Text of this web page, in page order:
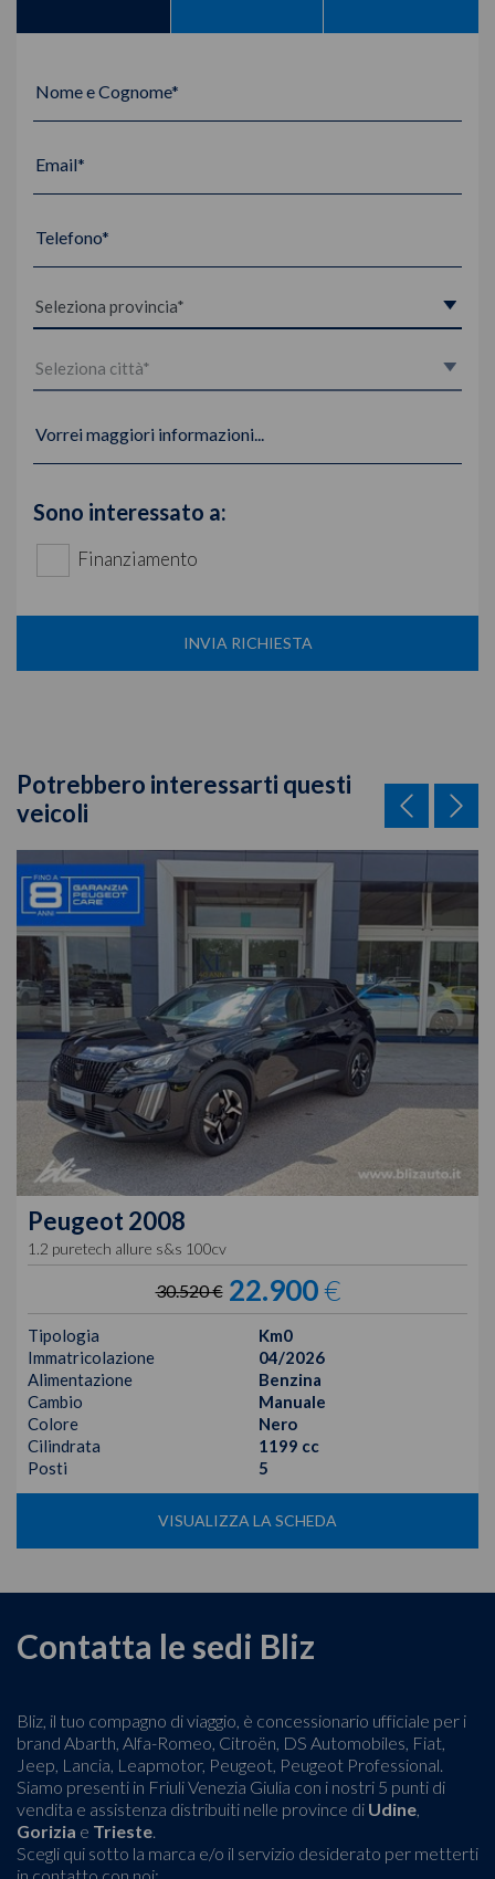
Nome e Cognome*
Email*
Telefono*
Vorrei maggiori informazioni...
Sono interessato a:
Finanziamento
INVIA RICHIESTA
Potrebbero interessarti questi
veicoli
Peugeot 2008
1.2 puretech allure s&s 100cv
30.520 € 22.900€
Tipologia
Km0
Immatricolazione
04/2026
Alimentazione
Benzina
Cambio
Manuale
Colore
Nero
Cilindrata
1199 cc
Posti
5
VISUALIZZA LA SCHEDA
Contatta le sedi Bliz
Bliz, il tuo compagno di viaggio, è concessionario ufficiale per i
brand Abarth, Alfa-Romeo, Citroën, DS Automobiles, Fiat,
Jeep, Lancia, Leapmotor, Peugeot, Peugeot Professional.
Siamo presenti in Friuli Venezia Giulia con i nostri 5 punti di
vendita e assistenza distribuiti nelle province di Udine,
Gorizia e Trieste.
Scegli qui sotto la marca e/o il servizio desiderato per metterti